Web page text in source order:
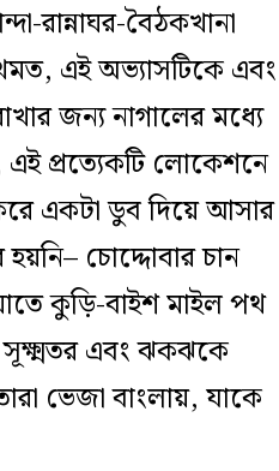
রান্নাঘর-বৈঠকখানা
এই অভ্যাসটিকে এবং
জন্য নাগালের মধ্যে
প্রত্যেকটি লোকেশনে
একটা ডুব দিয়ে আসার
চোদ্দোবার চান
কুড়ি-বাইশ মাইল পথ
এবং ঝকঝকে
ভেজা বাংলায়, যাকে